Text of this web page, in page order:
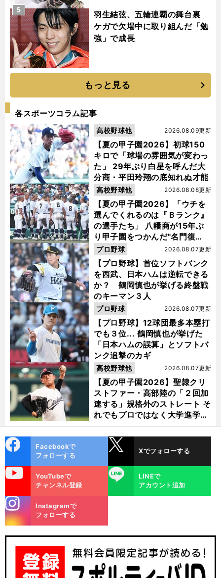
羽生結弦、五輪連覇の舞台裏
ケガで欠場中に取り組んだ「勉
強」で成長
5
もっと見る
各スポーツコラム記事
【夏の甲子園2026】初球150
キロで「球場の雰囲気が変わっ
た」 29年ぶり白星を呼んだ大
分商・平田玲翔の底知れぬ才能
2026.08.09更新
高校野球他
【夏の甲子園2026】「ウチを
選んでくれるのは『Ｂランク』
の選手たち」 八幡商が15年ぶ
り甲子園をつかんだ"名門復
活"の舞台裏
2026.08.08更新
高校野球他
【プロ野球】首位ソフトバンク
を西武、日本ハムは逆転できる
か？ 鶴岡慎也が挙げる終盤戦
のキーマン３人
2026.08.07更新
プロ野球
【プロ野球】12球団最多本塁打
でも３位... 鶴岡慎也が挙げた
「日本ハムの誤算」とソフトバ
ンク追撃のカギ
2026.08.07更新
プロ野球
【夏の甲子園2026】聖隷クリ
ストファー・高部陸の「２回加
速する」規格外のストレート そ
れでもプロではなく大学進学を
選ぶ理由
2026.08.07更新
高校野球他
ok
Facebookで
フォローする
Xでフォローする
YouTubeで
チャンネル登録
LINE
LINEで
アカウント追加
m
Instagramで
フォローする